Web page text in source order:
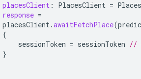
placesClient : PlacesClient = Places
response =
placesClient.awaitFetchPlace(
{
sessionToken = sessionToken //
}